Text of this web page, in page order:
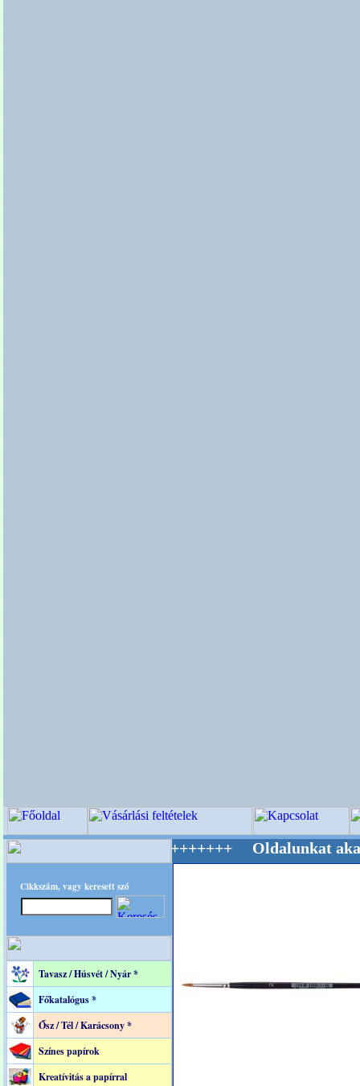
Cikkszám, vagy keresett szó
Tavasz / Húsvét / Nyár *
Főkatalógus *
Ősz / Tél / Karácsony *
Színes papírok
Kreatívitás a papírral
Mestere! +++++++ Oldalunkat akarattal